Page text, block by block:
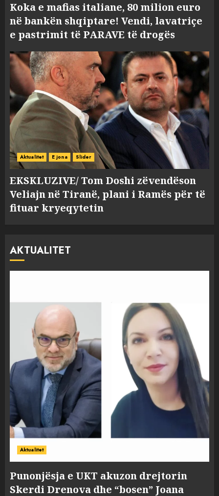
Koka e mafias italiane, 80 milion euro
në bankën shqiptare! Vendi, lavatriçe
e pastrimit të PARAVE të drogës
Aktualitet E jona Slider
EKSKLUZIVE/ Tom Doshi zëvendëson
Veliajn në Tiranë, plani i Ramës për të
fituar kryeqytetin
AKTUALITET
Aktualitet
Punonjësja e UKT akuzon drejtorin
Skerdi Drenova dhe “bosen” Joana